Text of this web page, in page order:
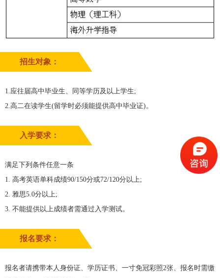
招生对象：
1.应往届高中毕业生、同等学历及以上学生;
2.高二在读学生(留学时必须能提供高中毕业证)。
入学要求：
满足下列条件任意一条
1. 高考英语单科成绩90/150分或72/120分以上;
2. 雅思5.0分以上;
3. 不能提供以上成绩者需通过入学测试。
报名要求：
报名者请携带本人身份证、学历证书、一寸免冠彩照2张、报名时需缴